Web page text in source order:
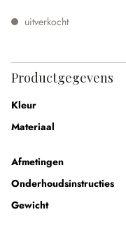
uitverkocht
Productgegevens
Kleur
Materiaal
Afmetingen
Onderhoudsinstructies
Gewicht